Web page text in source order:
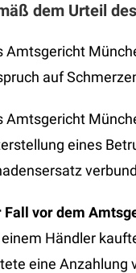
dem Urteil
Amtsgericht
auf
Amtsgericht
eines
Fall vor dem
einem Händler
eine Anzahlung